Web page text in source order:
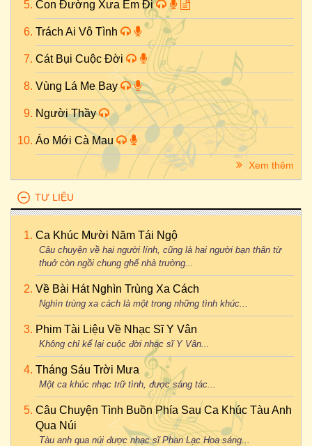
Con Đường Xưa Em Đi
Trách Ai Vô Tình
Cát Bụi Cuộc Đời
Vùng Lá Me Bay
Người Thầy
Áo Mới Cà Mau
Xem thêm
TƯ LIỆU
Ca Khúc Mười Năm Tái Ngộ
Câu chuyện về hai người lính, cũng là hai người bạn thân từ
thuở còn ngồi chung ghế nhà trường...
Về Bài Hát Nghìn Trùng Xa Cách
Nghìn trùng xa cách là một trong những tình khúc...
Phim Tài Liệu Về Nhạc Sĩ Y Vân
Không chỉ kể lại cuộc đời nhạc sĩ Y Vân...
Tháng Sáu Trời Mưa
Một ca khúc nhạc trữ tình, được sáng tác...
Câu Chuyện Tình Buồn Phía Sau Ca Khúc Tàu Anh
Qua Núi
Tàu anh qua núi được nhạc sĩ Phan Lạc Hoa sáng...